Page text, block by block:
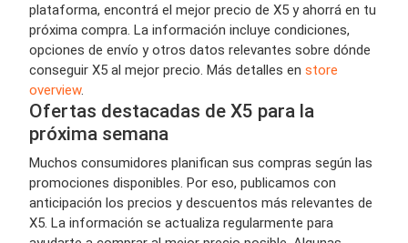
plataforma, encontrá el mejor precio de X5 y ahorrá en tu
próxima compra. La información incluye condiciones,
opciones de envío y otros datos relevantes sobre dónde
conseguir X5 al mejor precio. Más detalles en store
overview.
Ofertas destacadas de X5 para la
próxima semana
Muchos consumidores planifican sus compras según las
promociones disponibles. Por eso, publicamos con
anticipación los precios y descuentos más relevantes de
X5. La información se actualiza regularmente para